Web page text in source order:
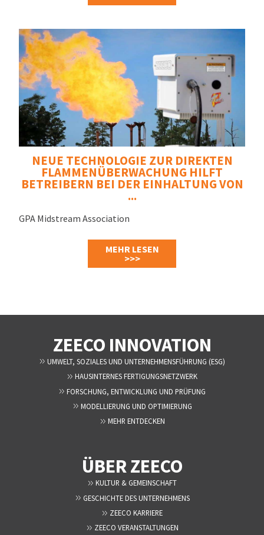
NEUE TECHNOLOGIE ZUR DIREKTEN
FLAMMENÜBERWACHUNG HILFT
BETREIBERN BEI DER EINHALTUNG VON
...
GPA Midstream Association
MEHR LESEN
>>>
ZEECO INNOVATION
UMWELT, SOZIALES UND UNTERNEHMENSFÜHRUNG (ESG)
HAUSINTERNES FERTIGUNGSNETZWERK
FORSCHUNG, ENTWICKLUNG UND PRÜFUNG
MODELLIERUNG UND OPTIMIERUNG
MEHR ENTDECKEN
ÜBER ZEECO
KULTUR & GEMEINSCHAFT
GESCHICHTE DES UNTERNEHMENS
ZEECO KARRIERE
ZEECO VERANSTALTUNGEN